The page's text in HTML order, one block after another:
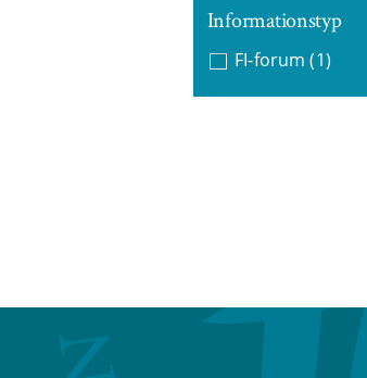
Informationstyp
FI-forum (1)